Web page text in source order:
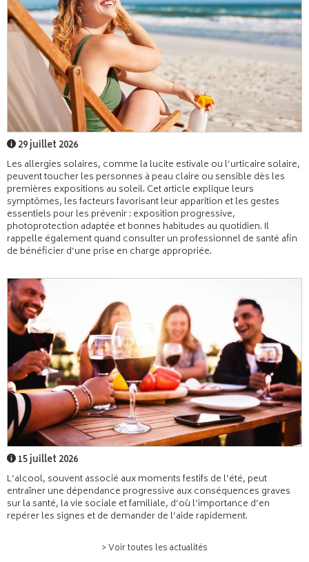
29 juillet 2026
Les allergies solaires, comme la lucite estivale ou l’urticaire solaire,
peuvent toucher les personnes à peau claire ou sensible dès les
premières expositions au soleil. Cet article explique leurs
symptômes, les facteurs favorisant leur apparition et les gestes
essentiels pour les prévenir : exposition progressive,
photoprotection adaptée et bonnes habitudes au quotidien. Il
rappelle également quand consulter un professionnel de santé afin
de bénéficier d’une prise en charge appropriée.
15 juillet 2026
L’alcool, souvent associé aux moments festifs de l’été, peut
entraîner une dépendance progressive aux conséquences graves
sur la santé, la vie sociale et familiale, d’où l’importance d’en
repérer les signes et de demander de l’aide rapidement.
> Voir toutes les actualités